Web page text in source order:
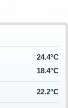
24.4°C
18.4°C
22.2°C